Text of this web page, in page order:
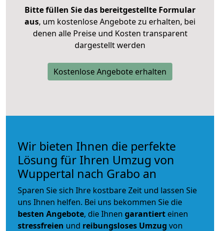
Bitte füllen Sie das bereitgestellte Formular
aus, um kostenlose Angebote zu erhalten, bei
denen alle Preise und Kosten transparent
dargestellt werden
Kostenlose Angebote erhalten
Wir bieten Ihnen die perfekte
Lösung für Ihren Umzug von
Wuppertal nach Grabo an
Sparen Sie sich Ihre kostbare Zeit und lassen Sie
uns Ihnen helfen. Bei uns bekommen Sie die
besten Angebote, die Ihnen garantiert einen
stressfreien und reibungsloses Umzug von